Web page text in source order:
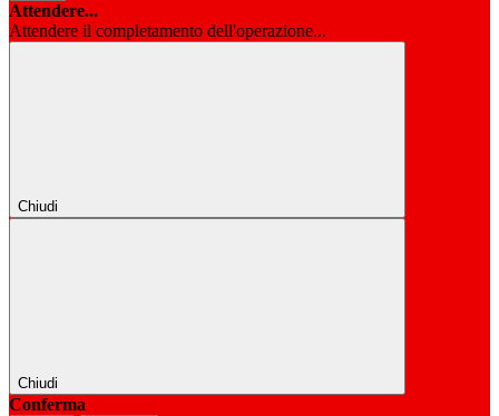
Attendere...
Attendere il completamento dell'operazione...
Chiudi
Chiudi
Conferma